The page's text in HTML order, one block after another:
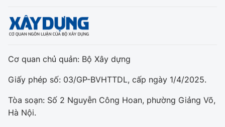
Cơ quan chủ quản: Bộ Xây dựng
Giấy phép số: 03/GP-BVHTTDL, cấp ngày 1/4/2025.
Tòa soạn: Số 2 Nguyễn Công Hoan, phường Giảng Võ,
Hà Nội.